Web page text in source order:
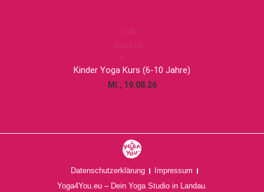
Kinder Yoga Kurs (6-10 Jahre)
MI., 19.08.26
Datenschutzerklärung
Impressum
Yoga4You.eu – Dein Yoga Studio in Landau.